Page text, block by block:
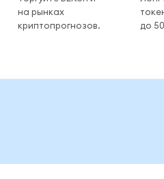
на рынках
криптопрогнозов.
до